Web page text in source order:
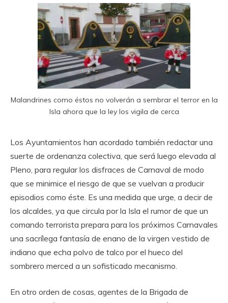
Malandrines como éstos no volverán a sembrar el terror en la
Isla ahora que la ley los vigila de cerca
Los Ayuntamientos han acordado también redactar una
suerte de ordenanza colectiva, que será luego elevada al
Pleno, para regular los disfraces de Carnaval de modo
que se minimice el riesgo de que se vuelvan a producir
episodios como éste. Es una medida que urge, a decir de
los alcaldes, ya que circula por la Isla el rumor de que un
comando terrorista prepara para los próximos Carnavales
una sacrílega fantasía de enano de la virgen vestido de
indiano que echa polvo de talco por el hueco del
sombrero merced a un sofisticado mecanismo.
En otro orden de cosas, agentes de la Brigada de